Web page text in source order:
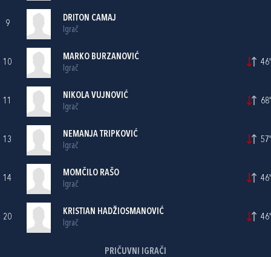
9
DRITON CAMAJ
Igrač
10
MARKO BURZANOVIĆ
Igrač
46'
11
NIKOLA VUJNOVIĆ
Igrač
68'
13
NEMANJA TRIPKOVIĆ
Igrač
57'
14
MOMČILO RAŠO
Igrač
46'
20
KRISTIAN HADŽIOSMANOVIĆ
Igrač
46'
PRIČUVNI IGRAČI